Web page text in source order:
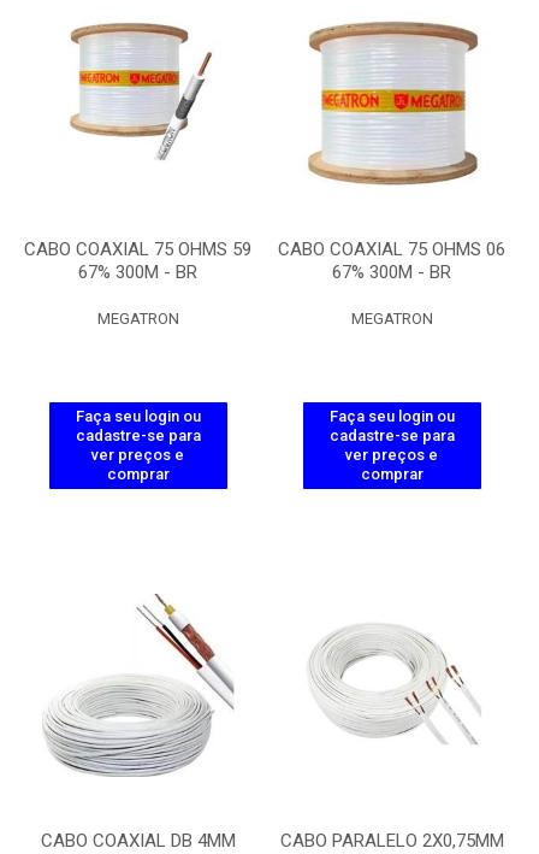
CABO COAXIAL 75 OHMS 59
67% 300M - BR
MEGATRON
Faça seu login ou
cadastre-se para
ver preços e
comprar
CABO COAXIAL 75 OHMS 06
67% 300M - BR
MEGATRON
Faça seu login ou
cadastre-se para
ver preços e
comprar
CABO COAXIAL DB 4MM
CABO PARALELO 2X0,75MM